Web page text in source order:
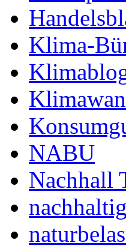
Klima-
NABU
Nachhall